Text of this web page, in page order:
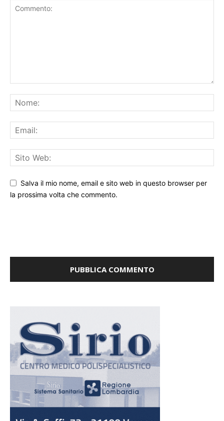
Salva il mio nome, email e sito web in questo browser per
la prossima volta che commento.